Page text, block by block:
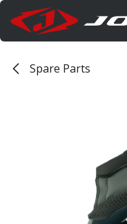
Overslaan naar inhoud
Spare Parts